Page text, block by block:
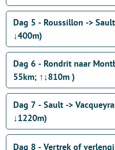
Dag 5 - Roussillon ->
↓400m)
Dag 6 - Rondrit naar
55km; ↑↓810m )
Dag 7 - Sault ->
↓1220m)
Dag 8 - Vertrek of